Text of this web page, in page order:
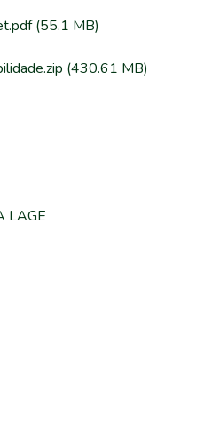
(55.1 MB)
(430.61 MB)
LAGE